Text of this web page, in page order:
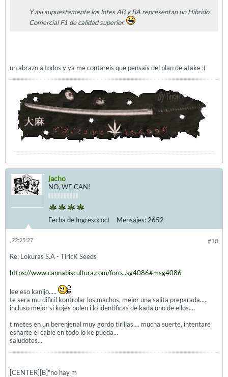
Y asi supuestamente los lotes AB y BA representan un Hibrido
Comercial F1 de calidad superior.
un abrazo a todos y ya me contareis que pensais del plan de atake :(
jacho
NO, WE CAN!
Fecha de Ingreso:oct Mensajes: 2652
#10
, 22:25:27
Re: Lokuras S.A - TiricK Seeds
https://www.cannabiscultura.com/foro...sg4086#msg4086
lee eso kanijo.....
te sera mu dificil kontrolar los machos, mejor una salita preparada.....
incluso mejor si kojes polen i lo identificas de kada uno de ellos....
t metes en un berenjenal muy gordo tirillas.... mucha suerte, intentare
esharte el cable en todo lo ke pueda...
saludotes...
[CENTER][B]"no hay m